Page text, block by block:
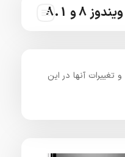
8 و 8.1
آموزش مرتبط با ویندوز 8 و 8.1 و تغییرات آنها در این